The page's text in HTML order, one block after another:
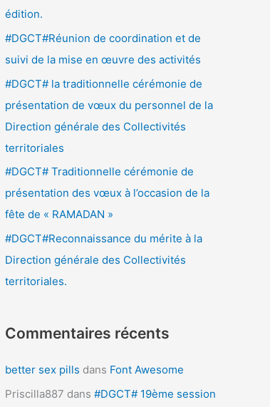
c
:
édition.
#DGCT#Réunion de coordination et de
suivi de la mise en œuvre des activités
#DGCT# la traditionnelle cérémonie de
présentation de vœux du personnel de la
Direction générale des Collectivités
territoriales
#DGCT# Traditionnelle cérémonie de
présentation des vœux à l’occasion de la
fête de « RAMADAN »
#DGCT#Reconnaissance du mérite à la
Direction générale des Collectivités
territoriales.
Commentaires récents
better sex pills dans Font Awesome
Priscilla887 dans #DGCT# 19ème session